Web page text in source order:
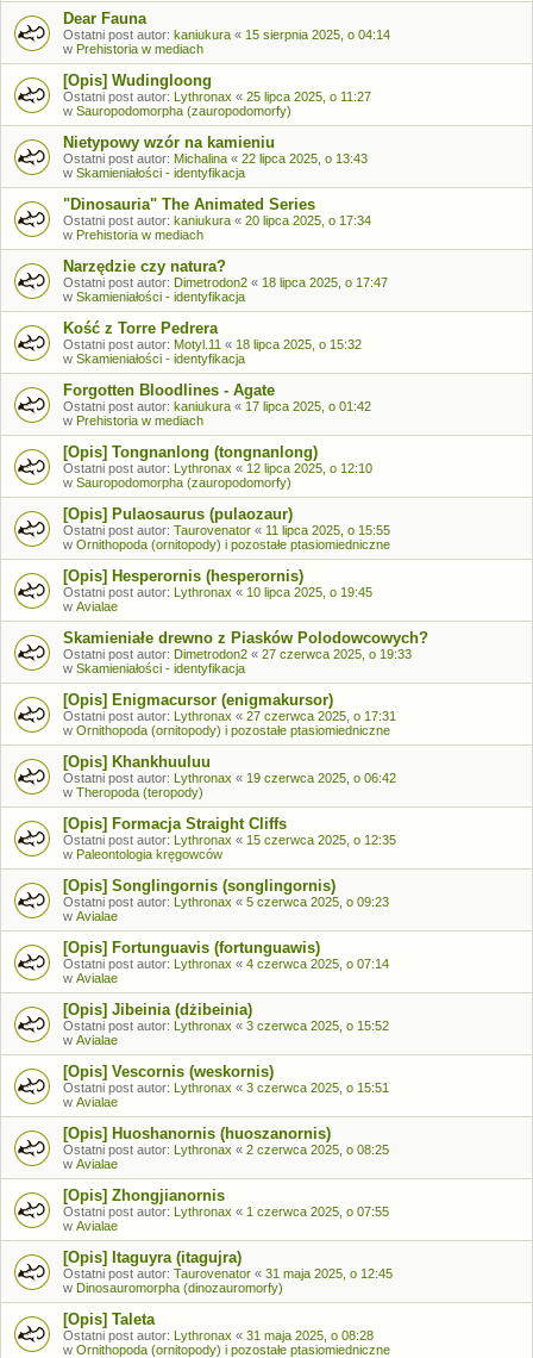
Dear Fauna
Ostatni post autor: kaniukura « 15 sierpnia 2025, o 04:14
w Prehistoria w mediach
[Opis] Wudingloong
Ostatni post autor: Lythronax « 25 lipca 2025, o 11:27
w Sauropodomorpha (zauropodomorfy)
Nietypowy wzór na kamieniu
Ostatni post autor: Michalina « 22 lipca 2025, o 13:43
w Skamieniałości - identyfikacja
"Dinosauria" The Animated Series
Ostatni post autor: kaniukura « 20 lipca 2025, o 17:34
w Prehistoria w mediach
Narzędzie czy natura?
Ostatni post autor: Dimetrodon2 « 18 lipca 2025, o 17:47
w Skamieniałości - identyfikacja
Kość z Torre Pedrera
Ostatni post autor: Motyl.11 « 18 lipca 2025, o 15:32
w Skamieniałości - identyfikacja
Forgotten Bloodlines - Agate
Ostatni post autor: kaniukura « 17 lipca 2025, o 01:42
w Prehistoria w mediach
[Opis] Tongnanlong (tongnanlong)
Ostatni post autor: Lythronax « 12 lipca 2025, o 12:10
w Sauropodomorpha (zauropodomorfy)
[Opis] Pulaosaurus (pulaozaur)
Ostatni post autor: Taurovenator « 11 lipca 2025, o 15:55
w Ornithopoda (ornitopody) i pozostałe ptasiomiedniczne
[Opis] Hesperornis (hesperornis)
Ostatni post autor: Lythronax « 10 lipca 2025, o 19:45
w Avialae
Skamieniałe drewno z Piasków Polodowcowych?
Ostatni post autor: Dimetrodon2 « 27 czerwca 2025, o 19:33
w Skamieniałości - identyfikacja
[Opis] Enigmacursor (enigmakursor)
Ostatni post autor: Lythronax « 27 czerwca 2025, o 17:31
w Ornithopoda (ornitopody) i pozostałe ptasiomiedniczne
[Opis] Khankhuuluu
Ostatni post autor: Lythronax « 19 czerwca 2025, o 06:42
w Theropoda (teropody)
[Opis] Formacja Straight Cliffs
Ostatni post autor: Lythronax « 15 czerwca 2025, o 12:35
w Paleontologia kręgowców
[Opis] Songlingornis (songlingornis)
Ostatni post autor: Lythronax « 5 czerwca 2025, o 09:23
w Avialae
[Opis] Fortunguavis (fortunguawis)
Ostatni post autor: Lythronax « 4 czerwca 2025, o 07:14
w Avialae
[Opis] Jibeinia (dżibeinia)
Ostatni post autor: Lythronax « 3 czerwca 2025, o 15:52
w Avialae
[Opis] Vescornis (weskornis)
Ostatni post autor: Lythronax « 3 czerwca 2025, o 15:51
w Avialae
[Opis] Huoshanornis (huoszanornis)
Ostatni post autor: Lythronax « 2 czerwca 2025, o 08:25
w Avialae
[Opis] Zhongjianornis
Ostatni post autor: Lythronax « 1 czerwca 2025, o 07:55
w Avialae
[Opis] Itaguyra (itagujra)
Ostatni post autor: Taurovenator « 31 maja 2025, o 12:45
w Dinosauromorpha (dinozauromorfy)
[Opis] Taleta
Ostatni post autor: Lythronax « 31 maja 2025, o 08:28
w Ornithopoda (ornitopody) i pozostałe ptasiomiedniczne